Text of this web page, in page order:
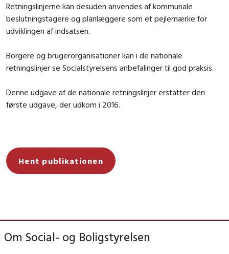
Retningslinjerne kan desuden anvendes af kommunale
beslutningstagere og planlæggere som et pejlemærke for
udviklingen af indsatsen.
Borgere og brugerorganisationer kan i de nationale
retningslinjer se Socialstyrelsens anbefalinger til god praksis.
Denne udgave af de nationale retningslinjer erstatter den
første udgave, der udkom i 2016.
Hent publikationen
Om Social- og Boligstyrelsen